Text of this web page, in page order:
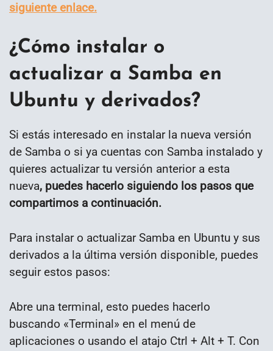
siguiente enlace.
¿Cómo instalar o
actualizar a Samba en
Ubuntu y derivados?
Si estás interesado en instalar la nueva versión
de Samba o si ya cuentas con Samba instalado y
quieres actualizar tu versión anterior a esta
nueva, puedes hacerlo siguiendo los pasos que
compartimos a continuación.
Para instalar o actualizar Samba en Ubuntu y sus
derivados a la última versión disponible, puedes
seguir estos pasos:
Abre una terminal, esto puedes hacerlo
buscando «Terminal» en el menú de
aplicaciones o usando el atajo Ctrl + Alt + T. Con